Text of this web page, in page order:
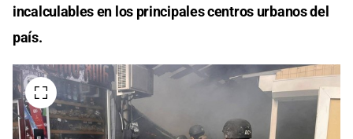
incalculables en los principales centros urbanos del
país.